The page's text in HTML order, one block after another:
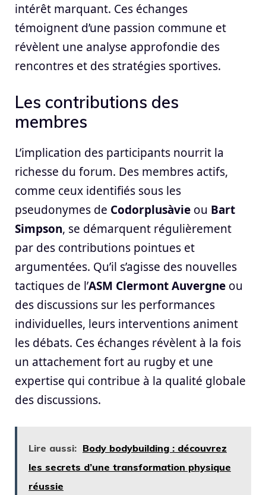
intérêt marquant. Ces échanges
témoignent d’une passion commune et
révèlent une analyse approfondie des
rencontres et des stratégies sportives.
Les contributions des
membres
L’implication des participants nourrit la
richesse du forum. Des membres actifs,
comme ceux identifiés sous les
pseudonymes de Codorplusàvie ou Bart
Simpson, se démarquent régulièrement
par des contributions pointues et
argumentées. Qu’il s’agisse des nouvelles
tactiques de l’ASM Clermont Auvergne ou
des discussions sur les performances
individuelles, leurs interventions animent
les débats. Ces échanges révèlent à la fois
un attachement fort au rugby et une
expertise qui contribue à la qualité globale
des discussions.
Lire aussi: Body bodybuilding : découvrez
les secrets d’une transformation physique
réussie